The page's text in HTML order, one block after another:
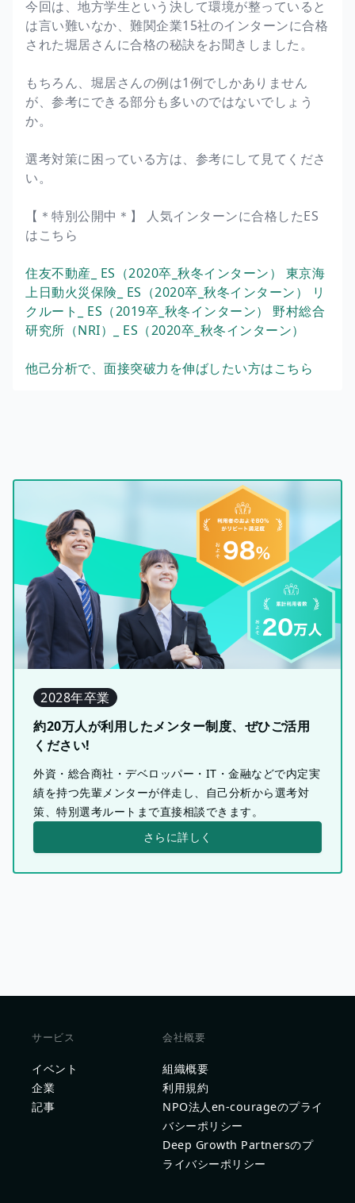
今回は、地方学生という決して環境が整っていると
は言い難いなか、難関企業15社のインターンに合格
された堀居さんに合格の秘訣をお聞きしました。
もちろん、堀居さんの例は1例でしかありません
が、参考にできる部分も多いのではないでしょう
か。
選考対策に困っている方は、参考にして見てくださ
い。
【＊特別公開中＊】 人気インターンに合格したES
はこちら
住友不動産_ ES（2020卒_秋冬インターン） 東京海
上日動火災保険_ ES（2020卒_秋冬インターン）
リ
クルート_ ES（2019卒_秋冬インターン） 野村総合
研究所（NRI）_ ES（2020卒_秋冬インターン）
他己分析で、面接突破力を伸ばしたい方はこちら
2028年卒業
約20万人が利用したメンター制度、ぜひご活用
ください!
外資・総合商社・デベロッパー・IT・金融などで内定実
績を持つ先輩メンターが伴走し、自己分析から選考対
策、特別選考ルートまで直接相談できます。
さらに詳しく
サービス
イベント
企業
記事
会社概要
組織概要
利用規約
NPO法人en-courageのプライ
バシーポリシー
Deep Growth Partnersのプ
ライバシーポリシー